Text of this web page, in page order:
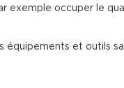
exemple occuper le
équipements et outils